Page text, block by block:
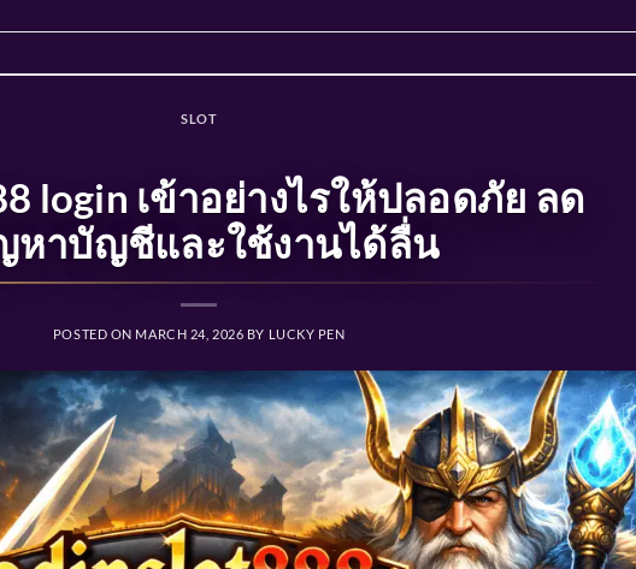
SLOT
login เข้าอย่างไรให้ปลอดภัย ลด
หาบัญชีและใช้งานได้ลื่น
POSTED ON MARCH 24, 2026 BY LUCKY PEN